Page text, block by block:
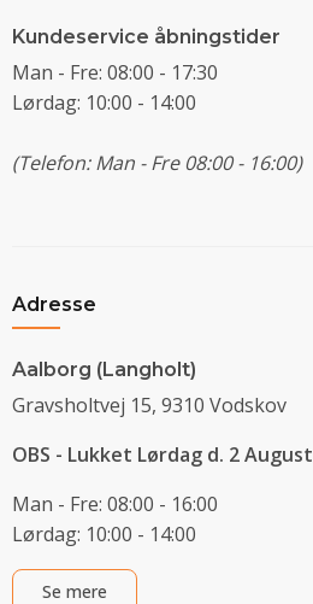
Kundeservice åbningstider
Man - Fre: 08:00 - 17:30
Lørdag: 10:00 - 14:00
(Telefon: Man - Fre 08:00 - 16:00)
Adresse
Aalborg (Langholt)
Gravsholtvej 15, 9310 Vodskov
OBS - Lukket Lørdag d. 2 August
Man - Fre: 08:00 - 16:00
Lørdag: 10:00 - 14:00
Se mere